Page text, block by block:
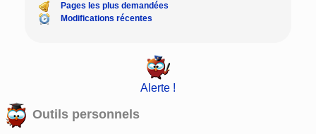
Pages les plus demandées
Modifications récentes
Alerte !
Outils personnels